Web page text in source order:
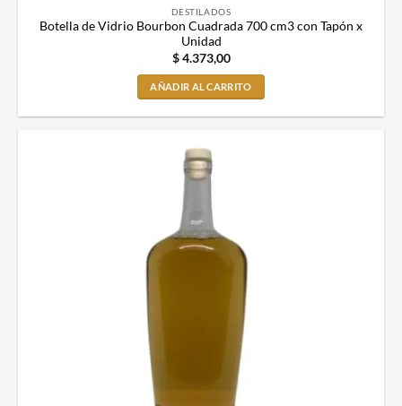
DESTILADOS
Botella de Vidrio Bourbon Cuadrada 700 cm3 con Tapón x
Unidad
$4.373,00
AÑADIR AL CARRITO